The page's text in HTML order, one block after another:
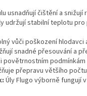
usnadňují čištění a snižují
udržují stabilní teplotu
vůči poškození
snadné přesouvání a
povětrnostním
přepravu většího
Úly Flugo výborně fungují